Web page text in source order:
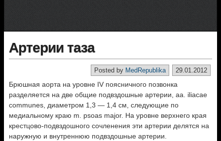
Артерии таза
29.01.2012
Posted by MedRepublika
Брюшная аорта на уровне IV поясничного позвонка
разделяется на две общие подвздошные артерии, аа. iliacae
communes, диаметром 1,3 — 1,4 см, следующие по
медиальному краю m. psoas major. На уровне верхнего края
крестцово-подвздошного сочленения эти артерии делятся на
наружную и внутреннюю подвздошные артерии.